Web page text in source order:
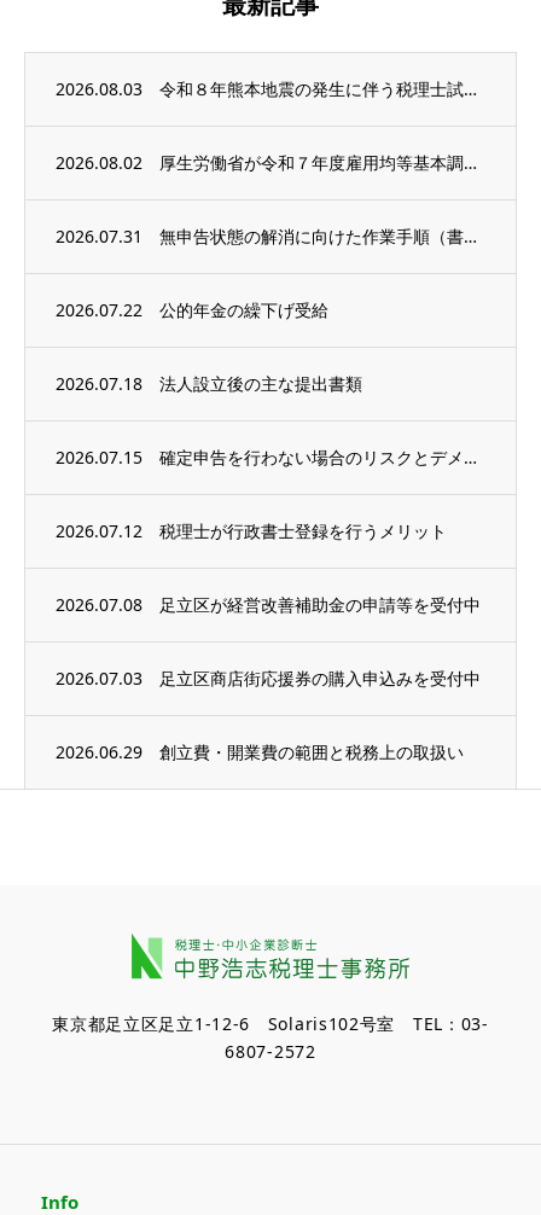
2026.08.03 令和８年熊本地震の発生に伴う税理士試験の延期等
2026.08.02 厚生労働省が令和７年度雇用均等基本調査の結果を公表
2026.07.31 無申告状態の解消に向けた作業手順（書類収集編）
2026.07.22 公的年金の繰下げ受給
2026.07.18 法人設立後の主な提出書類
2026.07.15 確定申告を行わない場合のリスクとデメリット
2026.07.12 税理士が行政書士登録を行うメリット
2026.07.08 足立区が経営改善補助金の申請等を受付中
2026.07.03 足立区商店街応援券の購入申込みを受付中
2026.06.29 創立費・開業費の範囲と税務上の取扱い
東京都足立区足立1-12-6 Solaris102号室 TEL：03-
6807-2572
Info